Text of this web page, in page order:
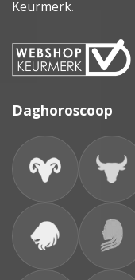
Keurmerk.
Daghoroscoop